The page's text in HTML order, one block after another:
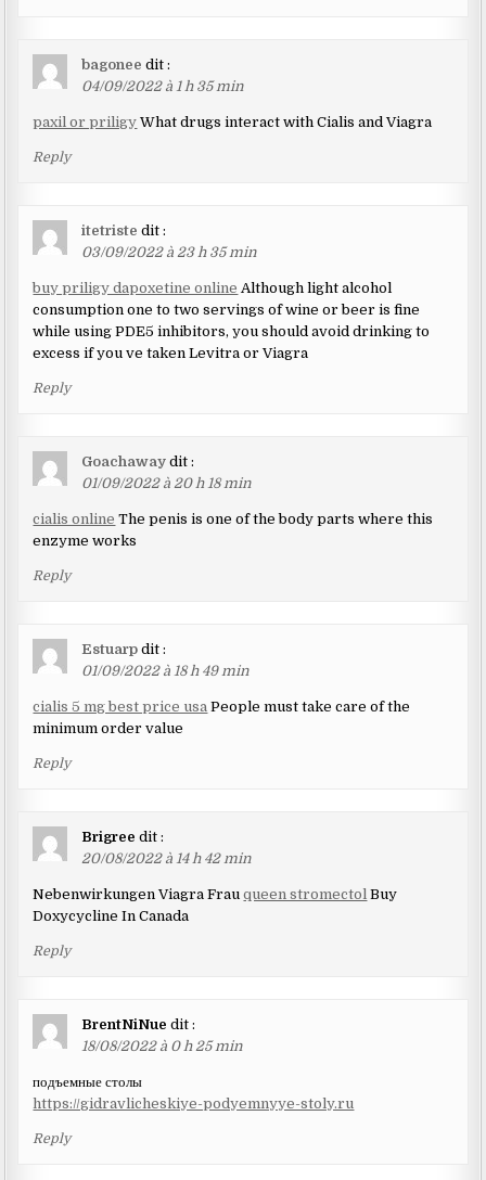
bagonee dit :
04/09/2022 à 1 h 35 min
paxil or priligy What drugs interact with Cialis and Viagra
Reply
itetriste dit :
03/09/2022 à 23 h 35 min
buy priligy dapoxetine online Although light alcohol
consumption one to two servings of wine or beer is fine
while using PDE5 inhibitors, you should avoid drinking to
excess if you ve taken Levitra or Viagra
Reply
Goachaway dit :
01/09/2022 à 20 h 18 min
cialis online The penis is one of the body parts where this
enzyme works
Reply
Estuarp dit :
01/09/2022 à 18 h 49 min
cialis 5 mg best price usa People must take care of the
minimum order value
Reply
Brigree dit :
20/08/2022 à 14 h 42 min
Nebenwirkungen Viagra Frauqueen stromectol Buy
Doxycycline In Canada
Reply
BrentNiNue dit :
18/08/2022 à 0 h 25 min
подъемные столы
https://gidravlicheskiye-podyemnyye-stoly.ru
Reply